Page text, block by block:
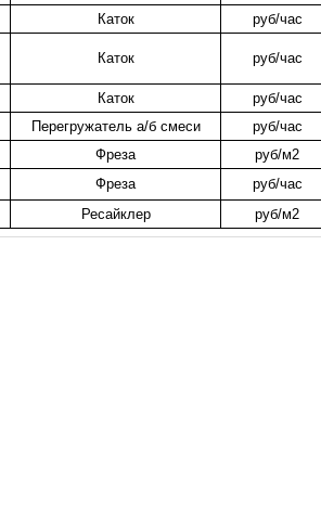
Каток руб/час
Каток руб/час
Каток руб/час
Перегружатель а/б смеси руб/час
Фреза руб/м2
Фреза руб/час
Ресайклер руб/м2